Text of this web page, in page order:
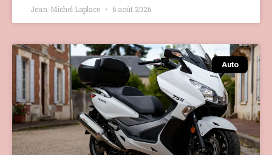
Jean-Michel Laplace 6 août 2026
Auto